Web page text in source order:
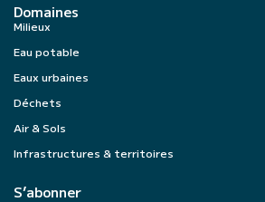
Domaines
Milieux
Eau potable
Eaux urbaines
Déchets
Air & Sols
Infrastructures & territoires
S’abonner